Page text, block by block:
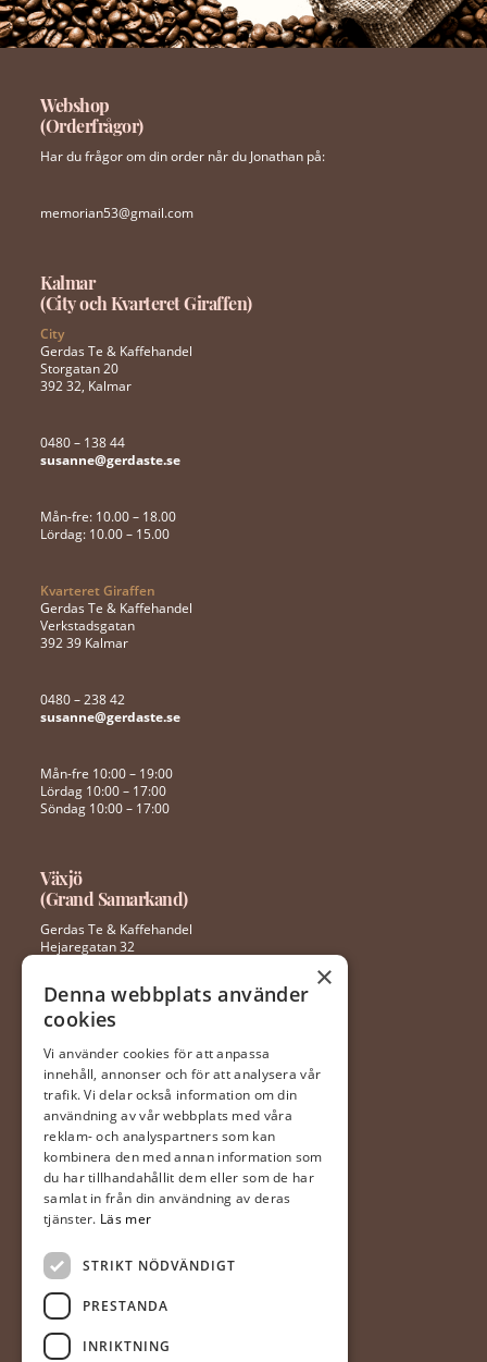
Webshop
(Orderfrågor)
Har du frågor om din order når du Jonathan på:
memorian53@gmail.com
Kalmar
(City och Kvarteret Giraffen)
City
Gerdas Te & Kaffehandel
Storgatan 20
392 32, Kalmar
0480 – 138 44
susanne@gerdaste.se
Mån-fre: 10.00 – 18.00
Lördag: 10.00 – 15.00
Kvarteret Giraffen
Gerdas Te & Kaffehandel
Verkstadsgatan
392 39 Kalmar
0480 – 238 42
susanne@gerdaste.se
Mån-fre 10:00 – 19:00
Lördag 10:00 – 17:00
Söndag 10:00 – 17:00
Växjö
(Grand Samarkand)
Gerdas Te & Kaffehandel
Hejaregatan 32
0470 – 281 44
Mån-fre 10:00 – 20:00
Lördag 10:00 – 18:00
Söndag 10:00 – 18:00
Halmstad
(Hallarna)
Gerdas Te & Kaffehandel
Prästvägen 1
302 63 Halmstad
035-20 20 340
×
Denna webbplats använder
cookies
Vi använder cookies för att anpassa
innehåll, annonser och för att analysera vår
trafik. Vi delar också information om din
användning av vår webbplats med våra
reklam- och analyspartners som kan
kombinera den med annan information som
du har tillhandahållit dem eller som de har
samlat in från din användning av deras
tjänster. Läs mer
STRIKT NÖDVÄNDIGT
PRESTANDA
INRIKTNING